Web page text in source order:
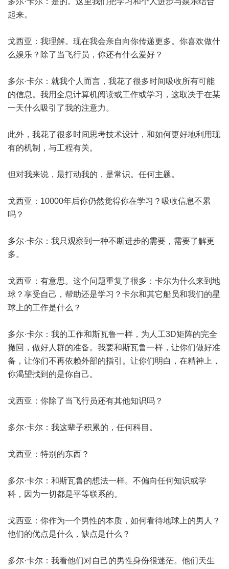
起来。
戈西亚：我理解。现在我会亲自向你传递更多。你喜欢做什
么娱乐？除了当飞行员，你还有什么爱好？
多尔·卡尔：就我个人而言，我花了很多时间吸收所有可能
的信息。我用全息计算机阅读或工作或学习，这取决于在某
一天什么吸引了我的注意力。
此外，我花了很多时间思考技术设计，和如何更好地利用现
有的机制，与工程有关。
但对我来说，最打动我的，是常识。任何主题。
戈西亚：10000年后你仍然觉得你在学习？吸收信息不累
吗？
多尔·卡尔：我只观察到一种不断进步的需要，需要了解更
多。
戈西亚：有意思。这个问题重复了很多：卡尔为什么来到地
球？享受自己，帮助还是学习？卡尔和其它船员和我们的星
球上的工作是什么？
多尔·卡尔：我的工作和斯瓦鲁一样，为人工3D矩阵的完全
撤回，做好人群的准备。我要和斯瓦鲁一样，让你们做好准
备，让你们不再依赖外部的指引。让你们明白，在精神上，
你渴望找到的是你自己。
戈西亚：你除了当飞行员还有其他知识吗？
多尔·卡尔：我这辈子积累的，任何科目。
戈西亚：特别的东西？
多尔·卡尔：和斯瓦鲁的想法一样。不偏向任何知识或学
科，因为一切都是平等联系的。
戈西亚：你作为一个男性的本质，如何看待地球上的男人？
他们的优点是什么，缺点是什么？
多尔·卡尔：我看他们对自己的男性身份很迷茫。他们天生